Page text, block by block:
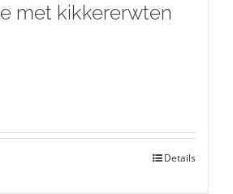
met kikkererwten
Details